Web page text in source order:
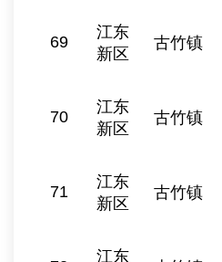
69
江东
新区
古竹镇
70
江东
新区
古竹镇
71
江东
新区
古竹镇
江东